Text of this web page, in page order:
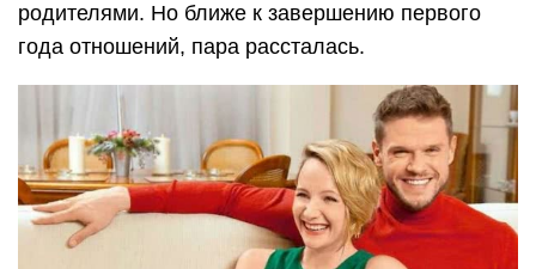
родителями. Но ближе к завершению первого
года отношений, пара рассталась.